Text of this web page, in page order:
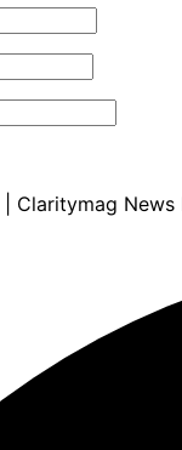
| Claritymag News